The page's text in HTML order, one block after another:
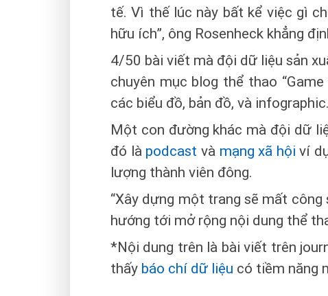
tế. Vì thế lúc này bất kể việc gì
hữu ích”, ông Rosenheck khẳng
4/50 bài viết mà đội dữ liệu sản
chuyên mục blog thể thao
các biểu đồ, bản đồ, và
Một con đường khác mà đội dữ
đó là podcast và mạng xã hội ví
lượng thành viên đông.
“Xây dựng một trang sẽ mất
hướng tới mở rộng nội dung thể
*Nội dung trên là bài viết trên
thấy báo chí dữ liệu có tiềm năng